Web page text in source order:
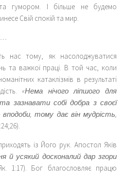
гумором. І більше не будемо
Свій спокій та мир.
нас тому, як насолоджуватися
та важкої праці. В той час, коли
катаклізмів в результаті
«Нема нічого ліпшого для
зазнавати собі добра з своєї
тому дає він мудрість,
із Його рук. Апостол Яків
й усякий досконалий дар згори
1:17). Бог благословляє працю